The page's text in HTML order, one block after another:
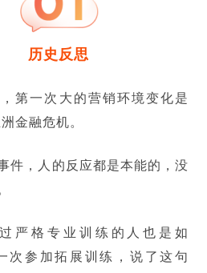
历史反思
第一次大的营销环境变化是
金融危机。
件，人的反应都是本能的，没
严格专业训练的人也是如
次参加拓展训练，说了这句